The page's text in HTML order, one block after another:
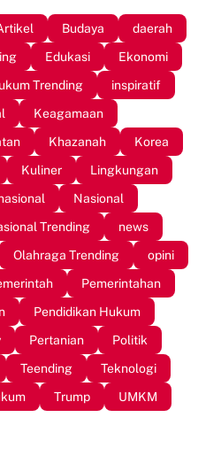
Budaya
daerah
Edukasi
Ekonomi
Trending
inspiratif
Keagamaan
Khazanah
Korea
Kuliner
Lingkungan
Nasional
Trending
news
Olahraga Trending
opini
Pemerintahan
Pendidikan Hukum
Pertanian
Politik
Teending
Teknologi
Trump
UMKM